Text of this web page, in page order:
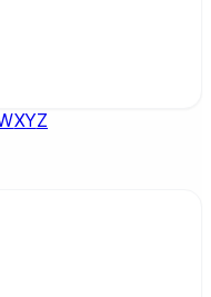
XYZ